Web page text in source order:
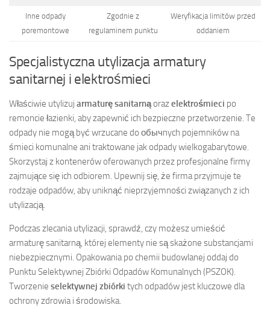
Inne odpady
poremontowe
Zgodnie z
regulaminem punktu
Weryfikacja limitów przed
oddaniem
Specjalistyczna utylizacja armatury
sanitarnej i elektrośmieci
Właściwie utylizuj armaturę sanitarnąorazelektrośmieci po
remoncie łazienki, aby zapewnić ich bezpieczne przetworzenie. Te
odpady nie mogą być wrzucane do обычnych pojemników na
śmieci komunalne ani traktowane jak odpady wielkogabarytowe.
Skorzystaj z kontenerów oferowanych przez profesjonalne firmy
zajmujące się ich odbiorem. Upewnij się, że firma przyjmuje te
rodzaje odpadów, aby uniknąć nieprzyjemności związanych z ich
utylizacją.
Podczas zlecania utylizacji, sprawdź, czy możesz umieścić
armaturę sanitarną, której elementy nie są skażone substancjami
niebezpiecznymi. Opakowania po chemii budowlanej oddaj do
Punktu Selektywnej Zbiórki Odpadów Komunalnych (PSZOK).
Tworzenie selektywnej zbiórki tych odpadów jest kluczowe dla
ochrony zdrowia i środowiska.